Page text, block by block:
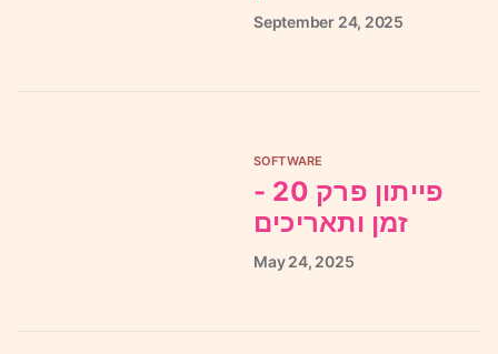
September24, 2025
SOFTWARE
פייתון פרק 20 -
זמן ותאריכים
May24, 2025